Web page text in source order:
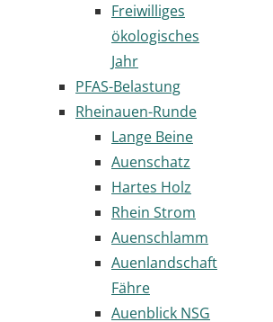
Freiwilliges
ökologisches
Jahr
PFAS-Belastung
Rheinauen-Runde
Lange Beine
Auenschatz
Hartes Holz
Rhein Strom
Auenschlamm
Auenlandschaft
Fähre
Auenblick NSG